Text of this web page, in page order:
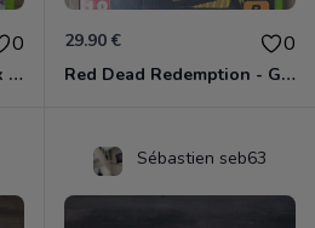
0
Le Seigneur Des Anneaux - La Guerre Du Nord Xbox 360
29.90 € 0
Red Dead Redemption - Game Of The Year Xbox 360
Sébastien seb63